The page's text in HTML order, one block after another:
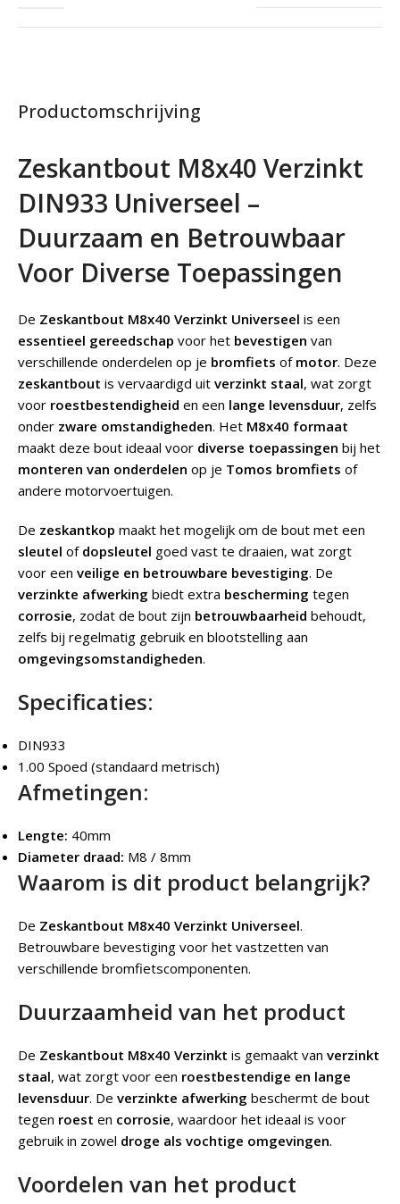
Productomschrijving
Zeskantbout M8x40 Verzinkt
DIN933 Universeel –
Duurzaam en Betrouwbaar
Voor Diverse Toepassingen
De Zeskantbout M8x40 Verzinkt Universeel is een
essentieel gereedschap voor het bevestigen van
verschillende onderdelen op je bromfiets of motor. Deze
zeskantbout is vervaardigd uit verzinkt staal, wat zorgt
voor roestbestendigheid en een lange levensduur, zelfs
onder zware omstandigheden. Het M8x40 formaat
maakt deze bout ideaal voor diverse toepassingen bij het
monteren van onderdelen op je Tomos bromfiets of
andere motorvoertuigen.
De zeskantkop maakt het mogelijk om de bout met een
sleutel of dopsleutel goed vast te draaien, wat zorgt
voor een veilige en betrouwbare bevestiging. De
verzinkte afwerking biedt extra bescherming tegen
corrosie, zodat de bout zijn betrouwbaarheid behoudt,
zelfs bij regelmatig gebruik en blootstelling aan
omgevingsomstandigheden.
Specificaties:
DIN933
1.00 Spoed (standaard metrisch)
Afmetingen:
Lengte: 40mm
Diameter draad: M8 / 8mm
Waarom is dit product belangrijk?
De Zeskantbout M8x40 Verzinkt Universeel.
Betrouwbare bevestiging voor het vastzetten van
verschillende bromfietscomponenten.
Duurzaamheid van het product
De Zeskantbout M8x40 Verzinkt is gemaakt van verzinkt
staal, wat zorgt voor een roestbestendige en lange
levensduur. De verzinkte afwerking beschermt de bout
tegen roest en corrosie, waardoor het ideaal is voor
gebruik in zowel droge als vochtige omgevingen.
Voordelen van het product